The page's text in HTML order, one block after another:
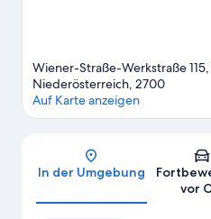
Wiener-Straße-Werkstraße
Niederösterreich, 2700
Auf Karte anzeigen
In der Umgebung
vor